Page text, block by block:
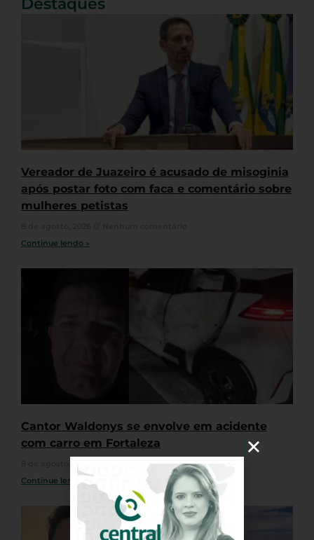
Vereador de Juazeiro é acusado de misoginia
após postar foto com faca e comentário sobre
mulheres petistas
Continue lendo »
Cantor Waldonys se envolve em acidente
com carro em Fortaleza
8 de agosto, 2026
Nenhum comentário
Continue lendo »